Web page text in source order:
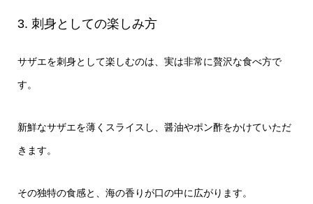
3. 刺身としての楽しみ方
サザエを刺身として楽しむのは、実は非常に贅沢な食べ方で
す。
新鮮なサザエを薄くスライスし、醤油やポン酢をかけていただ
きます。
その独特の食感と、海の香りが口の中に広がります。